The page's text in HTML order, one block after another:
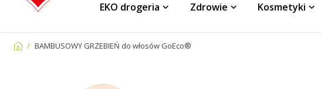
EKO drogeria Zdrowie Kosmetyki
BAMBUSOWY GRZEBIEŃ do włosów GoEco®